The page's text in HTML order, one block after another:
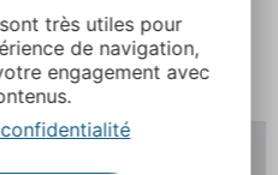
très utiles pour
de navigation,
engagement avec
étonnantes d’un artiste